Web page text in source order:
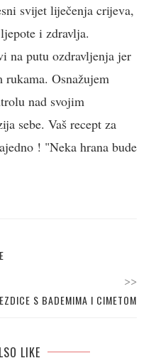
svijet liječenja crijeva,
i zdravlja.
na putu ozdravljenja jer
Osnažujem
nad svojim
sebe. Vaš recept za
! "Neka hrana bude
>>
S BADEMIMA I CIMETOM
LIKE